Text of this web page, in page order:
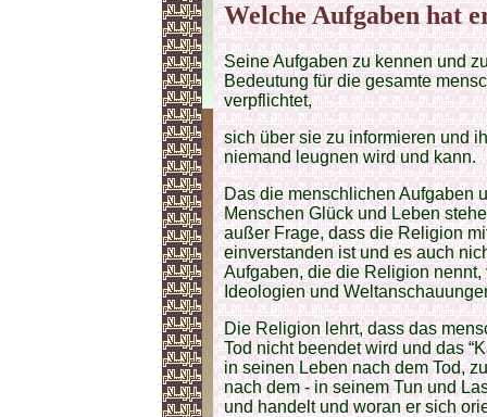
Welche Aufgaben hat
Seine Aufgaben zu kennen und
Bedeutung für die gesamte
verpflichtet,
sich über sie zu informieren und
niemand leugnen wird und kann.
Das die menschlichen Aufgaben
Menschen Glück und Leben
außer Frage, dass die Religion
einverstanden ist und es auch
Aufgaben, die die Religion
Ideologien und
Die Religion lehrt, dass das
Tod nicht beendet wird und das
in seinen Leben nach dem Tod,
nach dem - in seinem Tun und
und handelt und woran er sich